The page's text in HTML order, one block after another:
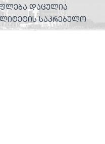
დაცულია
საკრებულო